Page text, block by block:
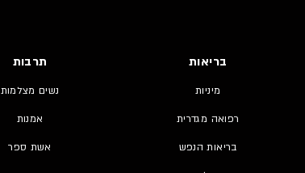
בריאות
מיניות
רפואה מגדרית
בריאות הנפש
תרבות
נשים מצלמות
אמנות
אשת ספר